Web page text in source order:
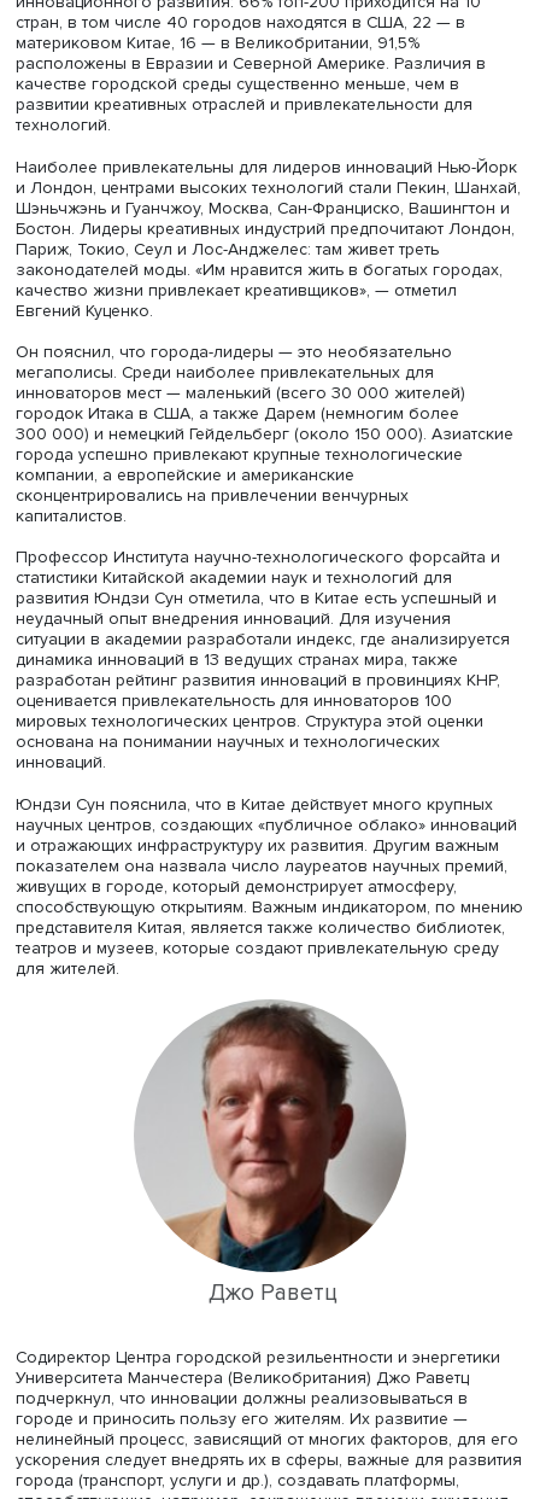
Для расчетов индикаторов используются
альтернативные источники, разработанные на основе
единого подхода к данным разных городов. Это,
данные о числе основанных и действующих в городе
компаний-единорогов, числе нобелевских лауреатов,
расположении модных брендов и др. В отличие от этих
данных, официальная статистика в разных странах не
унифицирована, кроме того, сведения могут быть
приукрашены. Данные по качеству городской среды
доступны, но их надо системно собирать. РКО изучила
ведущих городов мира, в сборе данных принимали
участие студенты ВШЭ.
Отобранные города значительно отличаются по
инновационного развития: 66% топ-200 приходится на
стран, в том числе 40 городов находятся в США, 22 — в
материковом Китае, 16 — в Великобритании, 91,5%
расположены в Евразии и Северной Америке.
качестве городской среды существенно меньше, чем в
развитии креативных отраслей и привлекательности
технологий.
и Лондон, центрами высоких технологий стали Пекин,
Шэньчжэнь и Гуанчжоу, Москва, Сан-Франциско,
Бостон. Лидеры креативных индустрий предпочитают
Париж, Токио, Сеул и Лос-Анджелес: там живет треть
законодателей моды. «Им нравится жить в богатых
качество жизни привлекает креативщиков», — отметил
Евгений Куценко.
Он пояснил, что города-лидеры — это необязательно
мегаполисы. Среди наиболее привлекательных для
городок Итака в США, а также Дарем (немногим более
300 000) и немецкий Гейдельберг (около 150 000).
города успешно привлекают крупные технологические
компании, а европейские и американские
сконцентрировались на привлечении венчурных
капиталистов.
Профессор Института научно-технологического
статистики Китайской академии наук и технологий для
развития Юндзи Сун отметила, что в Китае есть
неудачный опыт внедрения инноваций. Для изучения
ситуации в академии разработали индекс, где
динамика инноваций в 13 ведущих странах мира, также
разработан рейтинг развития инноваций в провинциях
оценивается привлекательность для инноваторов 100
мировых технологических центров. Структура этой
основана на понимании научных и технологических
Юндзи Сун пояснила, что в Китае действует много
научных центров, создающих «публичное облако»
живущих в городе, который демонстрирует атмосферу,
способствующую открытиям. Важным индикатором, по
представителя Китая, является также количество
театров и музеев, которые создают привлекательную
для жителей.